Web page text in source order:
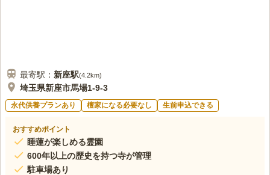
最寄駅： 新座駅(4.2km)
埼玉県新座市馬場1-9-3
永代供養プランあり 檀家になる必要なし 生前申込できる
おすすめポイント
睡蓮が楽しめる霊園
600年以上の歴史を持つ寺が管理
駐車場あり